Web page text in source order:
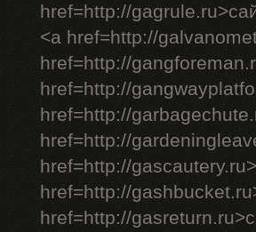
href=http://
<a href=http://
href=http://
href=http://
href=http://
href=http://
href=http://
href=http://
href=http://